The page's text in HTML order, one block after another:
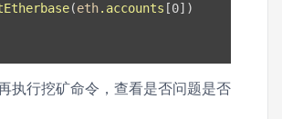
(eth.accounts [0] )
执行挖矿命令，查看是否问题是否